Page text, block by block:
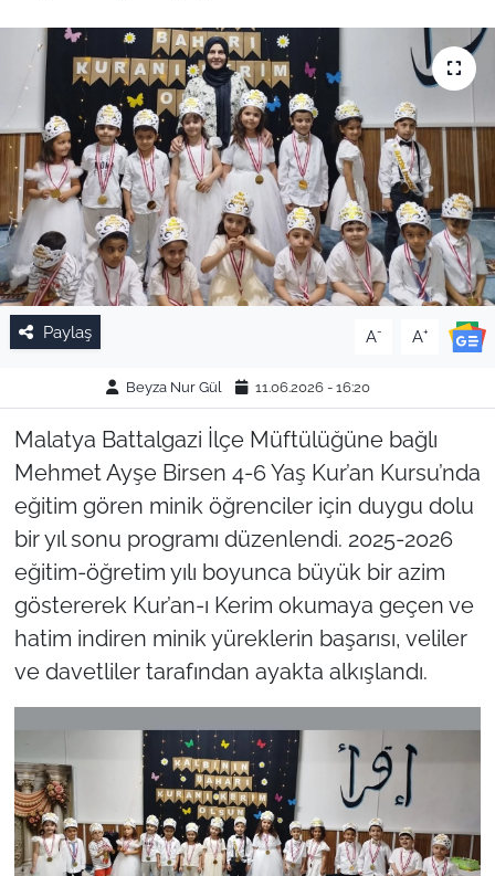
Paylaş A- A+
Beyza Nur Gül 11.06.2026 - 16:20
Malatya Battalgazi İlçe Müftülüğüne bağlı
Mehmet Ayşe Birsen 4-6 Yaş Kur’an Kursu’nda
eğitim gören minik öğrenciler için duygu dolu
bir yıl sonu programı düzenlendi. 2025-2026
eğitim-öğretim yılı boyunca büyük bir azim
göstererek Kur’an-ı Kerim okumaya geçen ve
hatim indiren minik yüreklerin başarısı, veliler
ve davetliler tarafından ayakta alkışlandı.